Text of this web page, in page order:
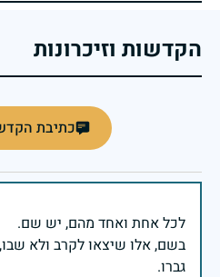
הקדשות וזיכרונות
כתיבת
בשם, אלו שיצאו לקרב ולא